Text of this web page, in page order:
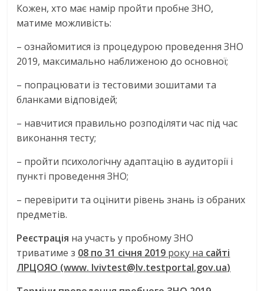
Кожен, хто має намір пройти пробне ЗНО,
матиме можливість:
– ознайомитися із процедурою проведення ЗНО
2019, максимально наближеною до основної;
– попрацювати із тестовими зошитами та
бланками відповідей;
– навчитися правильно розподіляти час під час
виконання тесту;
– пройти психологічну адаптацію в аудиторії і
пункті проведення ЗНО;
– перевірити та оцінити рівень знань із обраних
предметів.
Реєстрація на участь у пробному ЗНО
триватиме з 08 по 31 січня 2019 року на сайті
ЛРЦОЯО (www. lvivtest@lv.testportal.gov.ua)